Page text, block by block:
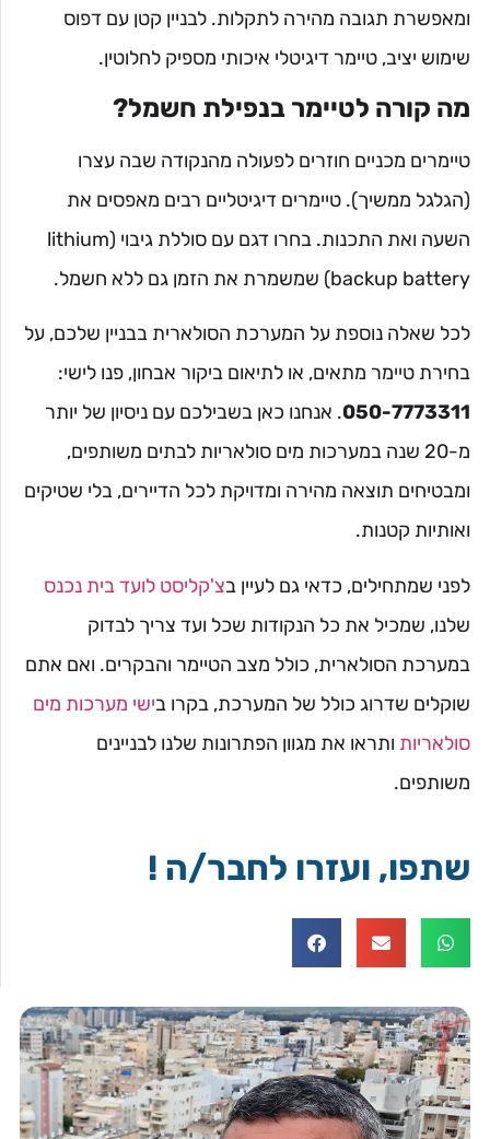
ומאפשרת תגובה מהירה לתקלות. לבניין קטן עם דפוס
שימוש יציב, טיימר דיגיטלי איכותי מספיק לחלוטין.
מה קורה לטיימר בנפילת חשמל?
טיימרים מכניים חוזרים לפעולה מהנקודה שבה עצרו
(הגלגל ממשיך). טיימרים דיגיטליים רבים מאפסים את
השעה ואת התכנות. בחרו דגם עם סוללת גיבוי (lithium
backup battery) שמשמרת את הזמן גם ללא חשמל.
לכל שאלה נוספת על המערכת הסולארית בבניין שלכם, על
בחירת טיימר מתאים, או לתיאום ביקור אבחון, פנו לישי:
050-7773311. אנחנו כאן בשבילכם עם ניסיון של יותר
מ-20 שנה במערכות מים סולאריות לבתים משותפים,
ומבטיחים תוצאה מהירה ומדויקת לכל הדיירים, בלי שטיקים
ואותיות קטנות.
לפני שמתחילים, כדאי גם לעיין בצ'קליסט לועד בית נכנס
שלנו, שמכיל את כל הנקודות שכל ועד צריך לבדוק
במערכת הסולארית, כולל מצב הטיימר והבקרים. ואם אתם
שוקלים שדרוג כולל של המערכת, בקרו בישי מערכות מים
סולאריות ותראו את מגוון הפתרונות שלנו לבניינים
משותפים.
שתפו, ועזרו לחבר/ה !